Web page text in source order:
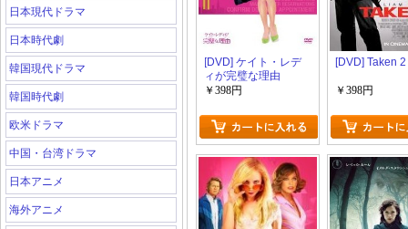
日本現代ドラマ
日本時代劇
韓国現代ドラマ
韓国時代劇
欧米ドラマ
中国・台湾ドラマ
日本アニメ
海外アニメ
[DVD] ケイト・レデ
ィが完璧な理由
￥398円
[DVD] Taken 2
￥398円